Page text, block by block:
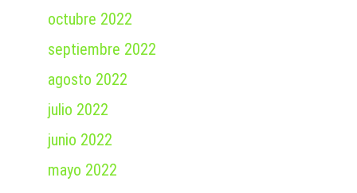
octubre 2022
septiembre 2022
agosto 2022
julio 2022
junio 2022
mayo 2022